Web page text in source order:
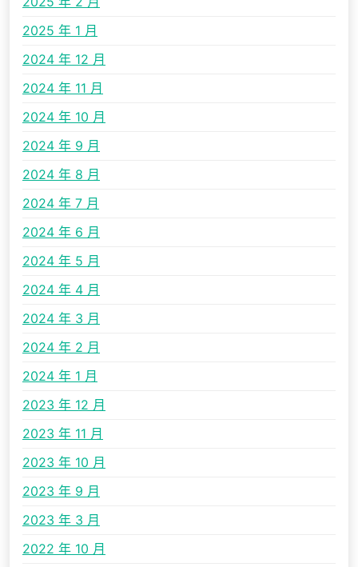
2025 年 1 月
2024 年 12 月
2024 年 11 月
2024 年 10 月
2024 年 9 月
2024 年 8 月
2024 年 7 月
2024 年 6 月
2024 年 5 月
2024 年 4 月
2024 年 3 月
2024 年 2 月
2024 年 1 月
2023 年 12 月
2023 年 11 月
2023 年 10 月
2023 年 9 月
2023 年 3 月
2022 年 10 月